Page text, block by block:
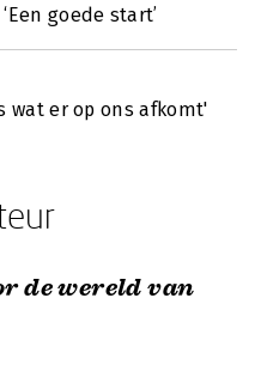
goede start’
wat er op ons afkomt'
de wereld van